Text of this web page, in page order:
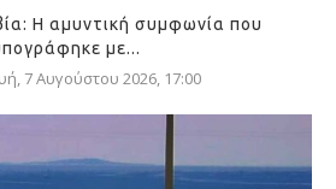
Η αμυντική συμφωνία που
με...
7 Αυγούστου 2026, 17:00